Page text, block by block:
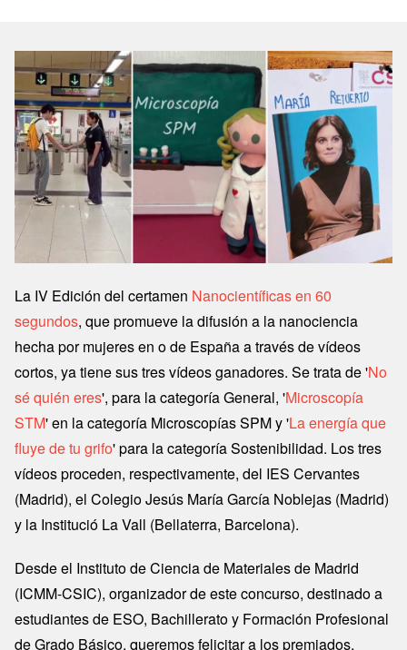
Image
La IV Edición del certamen Nanocientíficas en 60
segundos, que promueve la difusión a la nanociencia
hecha por mujeres en o de España a través de vídeos
cortos, ya tiene sus tres vídeos ganadores. Se trata de 'No
sé quién eres', para la categoría General, 'Microscopía
STM' en la categoría Microscopías SPM y 'La energía que
fluye de tu grifo' para la categoría Sostenibilidad. Los tres
vídeos proceden, respectivamente, del IES Cervantes
(Madrid), el Colegio Jesús María García Noblejas (Madrid)
y la Institució La Vall (Bellaterra, Barcelona).
Desde el Instituto de Ciencia de Materiales de Madrid
(ICMM-CSIC), organizador de este concurso, destinado a
estudiantes de ESO, Bachillerato y Formación Profesional
de Grado Básico, queremos felicitar a los premiados,